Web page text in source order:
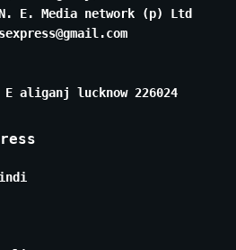
E. Media network (p) Ltd
aliganj lucknow 226024